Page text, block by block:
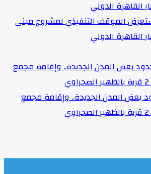
الموقف التنفيذي لمشروع مبني
بعض المدن الجديدة.. وإقامة مجمع